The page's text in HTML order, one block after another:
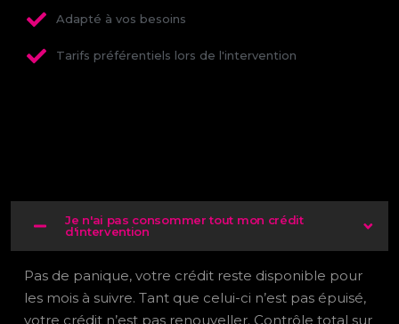
Adapté à vos besoins
Tarifs préférentiels lors de l'intervention
Je n'ai pas consommer tout mon crédit
d'intervention
Pas de panique, votre crédit reste disponible pour
les mois à suivre. Tant que celui-ci n’est pas épuisé,
votre crédit n’est pas renouveller. Contrôle total sur